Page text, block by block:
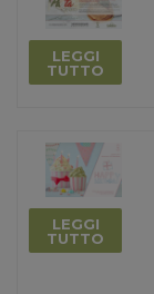
LEGGI
TUTTO
LEGGI
TUTTO